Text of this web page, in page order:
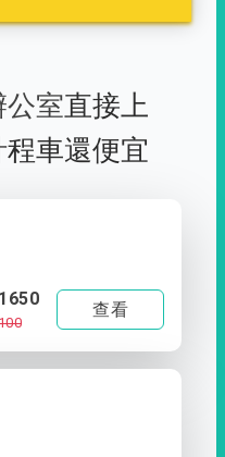
公室直接上
車還便宜
查看